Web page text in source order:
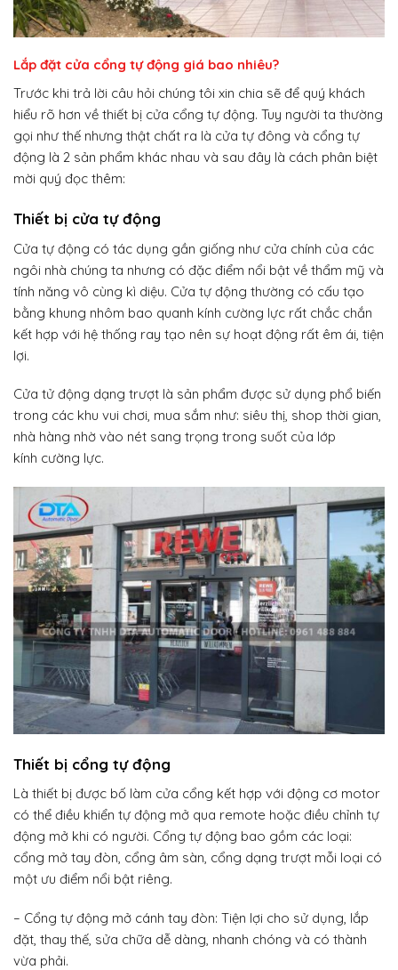
Lắp đặt cửa cổng tự động giá bao nhiêu?
Trước khi trả lời câu hỏi chúng tôi xin chia sẽ để quý khách
hiểu rõ hơn về thiết bị cửa cổng tự động. Tuy người ta thường
gọi như thế nhưng thật chất ra là cửa tự đông và cổng tự
động là 2 sản phẩm khác nhau và sau đây là cách phân biệt
mời quý đọc thêm:
Thiết bị cửa tự động
Cửa tự động có tác dụng gần giống như cửa chính của các
ngôi nhà chúng ta nhưng có đặc điểm nổi bật về thẩm mỹ và
tính năng vô cùng kì diệu. Cửa tự động thường có cấu tạo
bằng khung nhôm bao quanh kính cường lực rất chắc chắn
kết hợp với hệ thống ray tạo nên sự hoạt động rất êm ái, tiện
lợi.
Cửa tử động dạng trượt là sản phẩm được sử dụng phổ biến
trong các khu vui chơi, mua sắm như: siêu thị, shop thời gian,
nhà hàng nhờ vào nét sang trọng trong suốt của lớp
kính cường lực.
Thiết bị cổng tự động
Là thiết bị được bố làm cửa cổng kết hợp với động cơ motor
có thể điều khiển tự động mở qua remote hoặc điều chỉnh tự
động mở khi có người. Cổng tự động bao gồm các loại:
cổng mở tay đòn, cổng âm sàn, cổng dạng trượt mỗi loại có
một ưu điểm nổi bật riêng.
– Cổng tự động mở cánh tay đòn: Tiện lợi cho sử dụng, lắp
đặt, thay thế, sửa chữa dễ dàng, nhanh chóng và có thành
vừa phải.